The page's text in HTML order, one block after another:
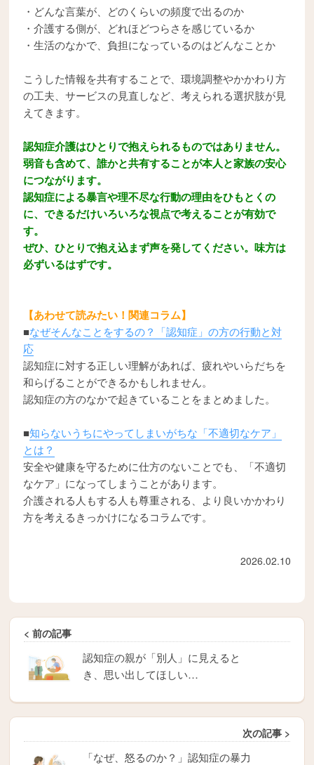
・どんな言葉が、どのくらいの頻度で出るのか
・介護する側が、どれほどつらさを感じているか
・生活のなかで、負担になっているのはどんなことか
こうした情報を共有することで、環境調整やかかわり方
の工夫、サービスの見直しなど、考えられる選択肢が見
えてきます。
認知症介護はひとりで抱えられるものではありません。
弱音も含めて、誰かと共有することが本人と家族の安心
につながります。
認知症による暴言や理不尽な行動の理由をひもとくの
に、できるだけいろいろな視点で考えることが有効で
す。
ぜひ、ひとりで抱え込まず声を発してください。味方は
必ずいるはずです。
【あわせて読みたい！関連コラム】
■なぜそんなことをするの？「認知症」の方の行動と対
応
認知症に対する正しい理解があれば、疲れやいらだちを
和らげることができるかもしれません。
認知症の方のなかで起きていることをまとめました。
■知らないうちにやってしまいがちな「不適切なケア」
とは？
安全や健康を守るために仕方のないことでも、「不適切
なケア」になってしまうことがあります。
介護される人もする人も尊重される、より良いかかわり
方を考えるきっかけになるコラムです。
2026.02.10
< 前の記事
認知症の親が「別人」に見えると
き、思い出してほしい…
次の記事 >
「なぜ、怒るのか？」認知症の暴力